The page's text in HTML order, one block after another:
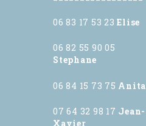
06 83 17 53 23Elise
06 82 55 90 05
Stephane
06 84 15 73 75 Anita
07 64 32 98 17 Jean-
Xavier